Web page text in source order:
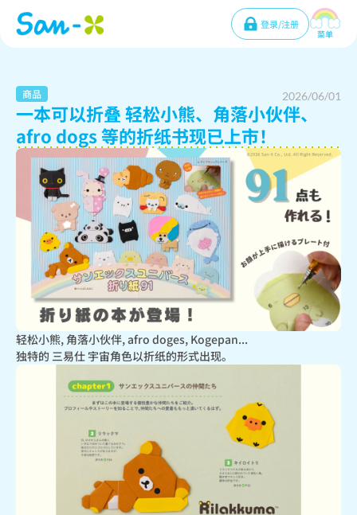
登录/注册
菜单
商品 2026/06/01
一本可以折叠 轻松小熊、角落小伙伴、
afro dogs 等的折纸书现已上市！
轻松小熊, 角落小伙伴, afro doges, Kogepan...
独特的 三易仕 宇宙角色以折纸的形式出现。